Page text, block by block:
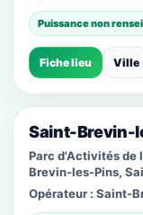
Puissance non
Fiche lieu Ville
Saint-Brevin-
Parc d'Activités de
Brevin-les-Pins,
Opérateur : Saint-